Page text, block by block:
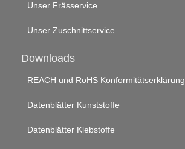
Unser Frässervice
Unser Zuschnittservice
Downloads
REACH und RoHS Konformitätserklärung
Datenblätter Kunststoffe
Datenblätter Klebstoffe